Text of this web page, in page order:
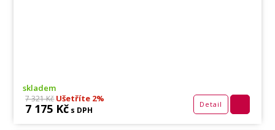
skladem
7 321 KčUšetříte 2%
7 175 Kč s DPH
Detail